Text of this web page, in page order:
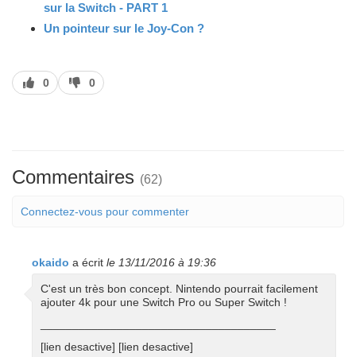
sur la Switch - PART 1
Un pointeur sur le Joy-Con ?
J’aime
0
J’aime
pas
0
Commentaires (62)
Connectez-vous pour commenter
okaido a écrit le 13/11/2016 à 19:36
C'est un très bon concept. Nintendo pourrait facilement
ajouter 4k pour une Switch Pro ou Super Switch !
[lien desactive] [lien desactive]